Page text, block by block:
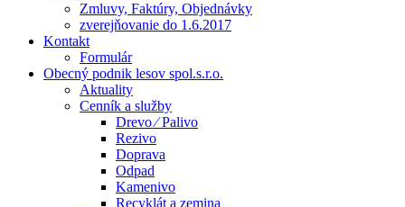
Zmluvy, Faktúry, Objednávky
zverejňovanie do 1.6.2017
Kontakt
Formulár
Obecný podnik lesov spol.s.r.o.
Aktuality
Cenník a služby
Drevo ⁄ Palivo
Rezivo
Doprava
Odpad
Kamenivo
Recyklát a zemina